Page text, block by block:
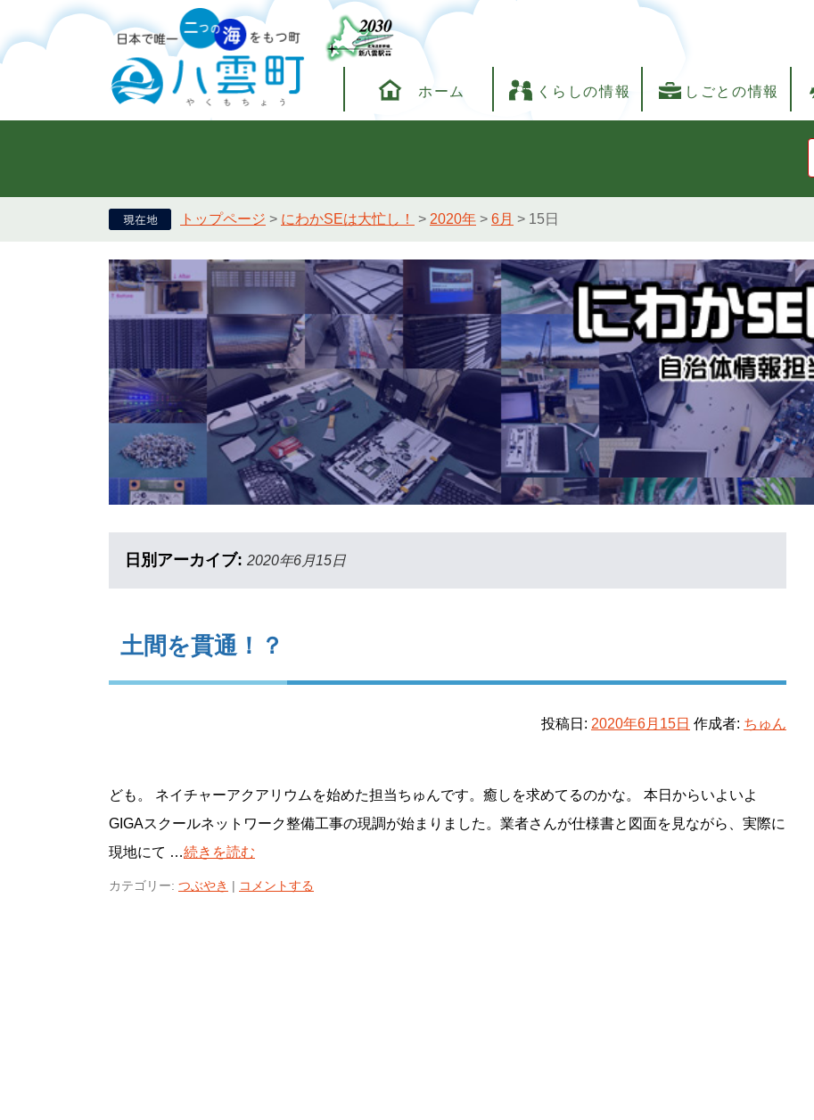
ホーム くらしの情報 しごとの情報
トップページ > にわかSEは大忙し！ > 2020年 > 6月 > 15日
日別アーカイブ: 2020年6月15日
土間を貫通！？
投稿日: 2020年6月15日 作成者: ちゅん
ども。 ネイチャーアクアリウムを始めた担当ちゅんです。癒しを求めてるのかな。 本日からいよいよ
GIGAスクールネットワーク整備工事の現調が始まりました。業者さんが仕様書と図面を見ながら、実際に
現地にて …続きを読む
カテゴリー: つぶやき | コメントする